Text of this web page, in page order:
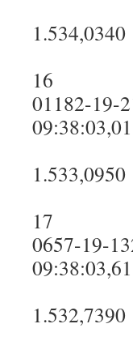
1.534,0340
16
01182-19-
09:38:03,01
1.533,0950
17
0657-19-
09:38:03,61
1.532,7390